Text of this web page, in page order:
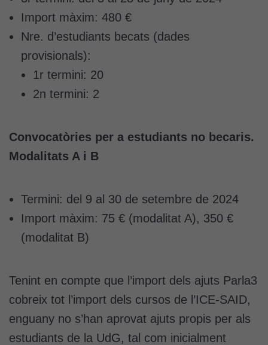
Import màxim: 480 €
Nre. d’estudiants becats (dades
provisionals):
1r termini: 20
2n termini: 2
Convocatòries per a estudiants no becaris.
Modalitats A i B
Termini: del 9 al 30 de setembre de 2024
Import màxim: 75 € (modalitat A), 350 €
(modalitat B)
Tenint en compte que l’import dels ajuts Parla3
cobreix tot l’import dels cursos de l’ICE-SAID,
enguany no s’han aprovat ajuts propis per als
estudiants de la UdG, tal com inicialment